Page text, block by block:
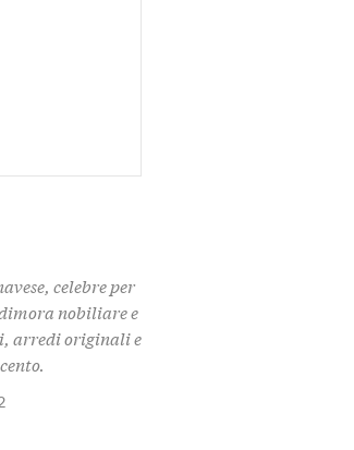
celebre per
nobiliare e
arredi originali e